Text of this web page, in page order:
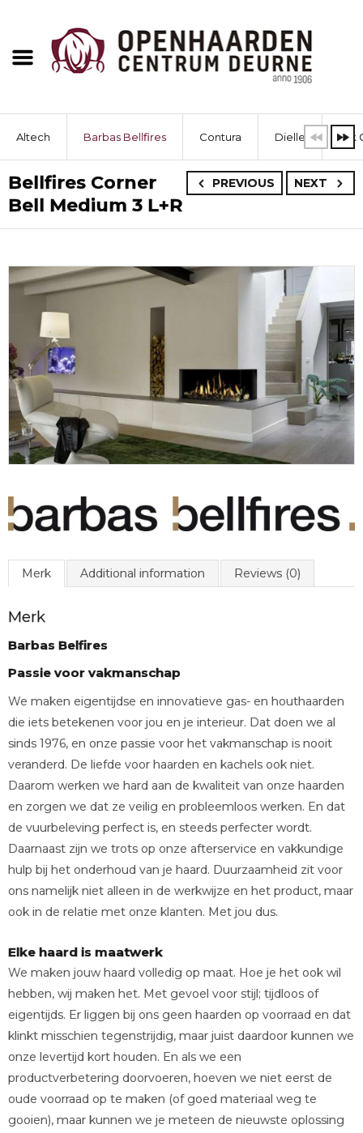
Altech Barbas Bellfires Contura Dielle Dik
PREVIOUS NEXT
Bellfires Corner
Bell Medium 3 L+R
Merk Additional information Reviews (0)
Merk
Barbas Belfires
Passie voor vakmanschap
We maken eigentijdse en innovatieve gas- en houthaarden
die iets betekenen voor jou en je interieur. Dat doen we al
sinds 1976, en onze passie voor het vakmanschap is nooit
veranderd. De liefde voor haarden en kachels ook niet.
Daarom werken we hard aan de kwaliteit van onze haarden
en zorgen we dat ze veilig en probleemloos werken. En dat
de vuurbeleving perfect is, en steeds perfecter wordt.
Daarnaast zijn we trots op onze afterservice en vakkundige
hulp bij het onderhoud van je haard. Duurzaamheid zit voor
ons namelijk niet alleen in de werkwijze en het product, maar
ook in de relatie met onze klanten. Met jou dus.
Elke haard is maatwerk
We maken jouw haard volledig op maat. Hoe je het ook wil
hebben, wij maken het. Met gevoel voor stijl; tijdloos of
eigentijds. Er liggen bij ons geen haarden op voorraad en dat
klinkt misschien tegenstrijdig, maar juist daardoor kunnen we
onze levertijd kort houden. En als we een
productverbetering doorvoeren, hoeven we niet eerst de
oude voorraad op te maken (of goed materiaal weg te
gooien), maar kunnen we je meteen de nieuwste oplossing